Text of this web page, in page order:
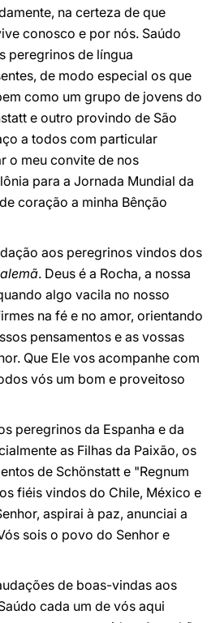
na certeza de que
conosco e por nós. Saúdo
peregrinos de língua
de modo especial os que
como um grupo de jovens do
e outro provindo de São
a todos com particular
o meu convite de nos
para a Jornada Mundial da
coração a minha Bênção
aos peregrinos vindos dos
alemã. Deus é a Rocha, a nossa
algo vacila no nosso
na fé e no amor, orientando
pensamentos e as vossas
Que Ele vos acompanhe com
vós um bom e proveitoso
peregrinos da Espanha e da
as Filhas da Paixão, os
de Schönstatt e "Regnum
fiéis vindos do Chile, México e
aspirai à paz, anunciai a
sois o povo do Senhor e
de boas-vindas aos
cada um de vós aqui